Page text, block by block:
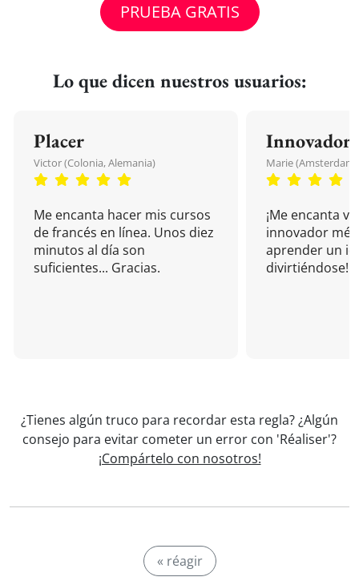
PRUEBA GRATIS
Lo que dicen nuestros usuarios:
Placer
Victor (Colonia, Alemania)
Me encanta hacer mis cursos
de francés en línea. Unos diez
minutos al día son
suficientes... Gracias.
Innovador
Marie (Amsterdam,
¡Me encanta
innovador
aprender un
divirtiéndose!
¿Tienes algún truco para recordar esta regla? ¿Algún
consejo para evitar cometer un error con 'Réaliser'?
¡Compártelo con nosotros!
« réagir